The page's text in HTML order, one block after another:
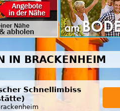
IN BRACKENHEIM
Schnellimbiss